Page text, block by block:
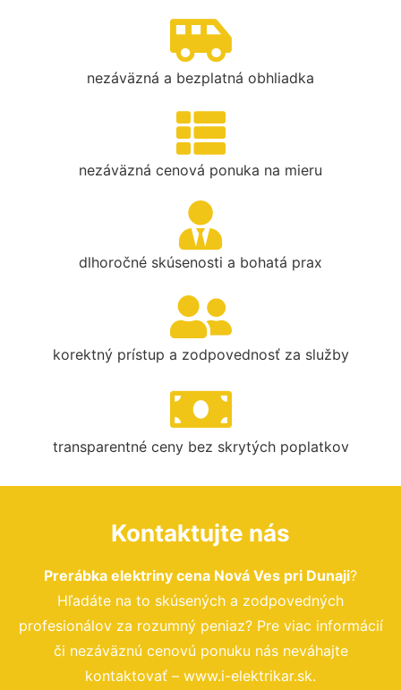
nezáväzná a bezplatná obhliadka
nezáväzná cenová ponuka na mieru
dlhoročné skúsenosti a bohatá prax
korektný prístup a zodpovednosť za služby
transparentné ceny bez skrytých poplatkov
Kontaktujte nás
Prerábka elektriny cena Nová Ves pri Dunaji?
Hľadáte na to skúsených a zodpovedných
profesionálov za rozumný peniaz? Pre viac informácií
či nezáväznú cenovú ponuku nás neváhajte
kontaktovať – www.i-elektrikar.sk.